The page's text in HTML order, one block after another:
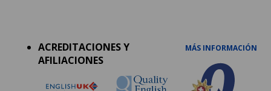
ACREDITACIONES Y
AFILIACIONES
MÁS INFORMACIÓN